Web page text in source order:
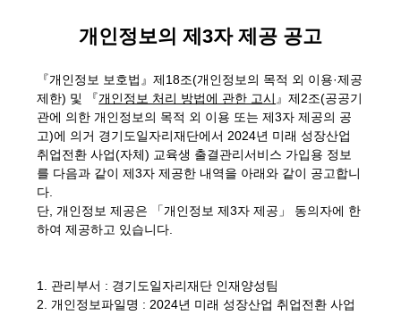
개인정보의 제3자 제공 공고
『개인정보 보호법』제18조(개인정보의 목적 외 이용·제공
제한) 및 『 개인정보 처리 방법에 관한 고시 』제2조(공공기
관에 의한 개인정보의 목적 외 이용 또는 제3자 제공의 공
고)에 의거 경기도일자리재단에서 2024년 미래 성장산업
취업전환 사업(자체) 교육생 출결관리서비스 가입용 정보
를 다음과 같이 제3자 제공한 내역을 아래와 같이 공고합니
다.
단, 개인정보 제공은 「개인정보 제3자 제공」 동의자에 한
하여 제공하고 있습니다.
1. 관리부서 : 경기도일자리재단 인재양성팀
2. 개인정보파일명 : 2024년 미래 성장산업 취업전환 사업